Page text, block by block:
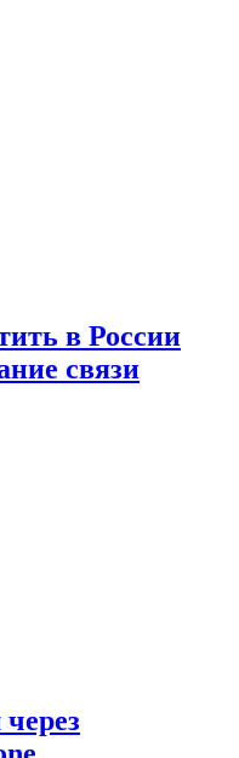
в России
связи